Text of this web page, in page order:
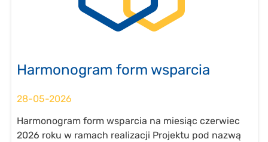
Harmonogram form wsparcia
28-05-2026
Harmonogram form wsparcia na miesiąc czerwiec
2026 roku w ramach realizacji Projektu pod nazwą